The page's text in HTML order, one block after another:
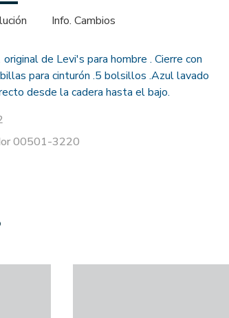
Info. Cambios
de Levi's para hombre . Cierre con
para cinturón .5 bolsillos .Azul lavado
desde la cadera hasta el bajo.
00501-3220